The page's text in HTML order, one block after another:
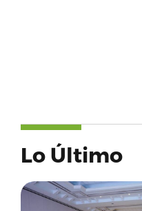
Lo Último